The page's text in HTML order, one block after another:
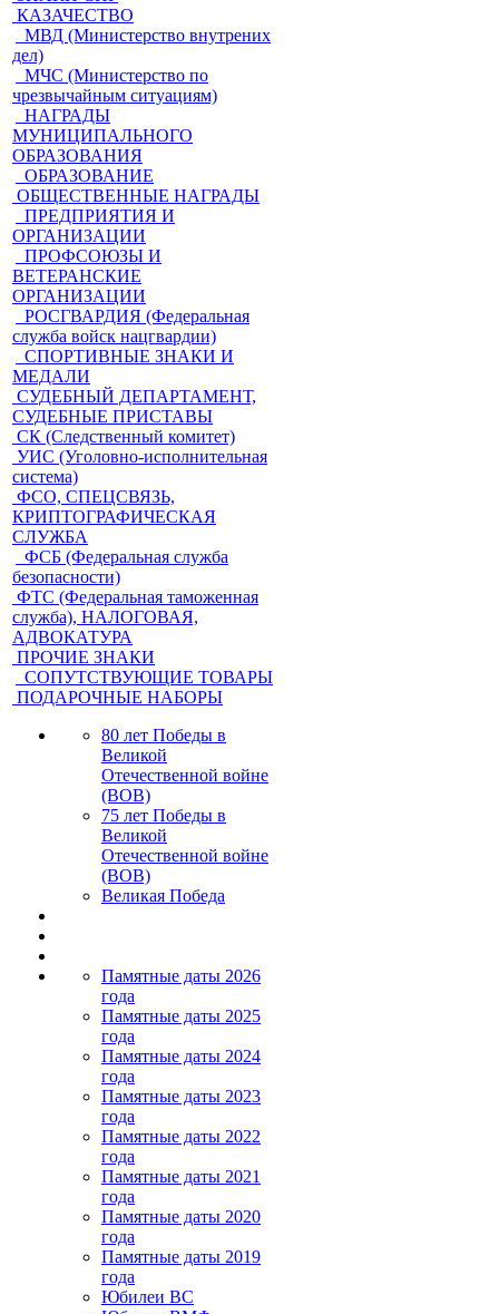
КАЗАЧЕСТВО
МВД (Министерство внутрених
дел)
МЧС (Министерство по
чрезвычайным ситуациям)
НАГРАДЫ
МУНИЦИПАЛЬНОГО
ОБРАЗОВАНИЯ
ОБРАЗОВАНИЕ
ОБЩЕСТВЕННЫЕ НАГРАДЫ
ПРЕДПРИЯТИЯ И
ОРГАНИЗАЦИИ
ПРОФСОЮЗЫ И
ВЕТЕРАНСКИЕ
ОРГАНИЗАЦИИ
РОСГВАРДИЯ (Федеральная
служба войск нацгвардии)
СПОРТИВНЫЕ ЗНАКИ И
МЕДАЛИ
СУДЕБНЫЙ ДЕПАРТАМЕНТ,
СУДЕБНЫЕ ПРИСТАВЫ
СК (Следственный комитет)
УИС (Уголовно-исполнительная
система)
ФСО, СПЕЦСВЯЗЬ,
КРИПТОГРАФИЧЕСКАЯ
СЛУЖБА
ФСБ (Федеральная служба
безопасности)
ФТС (Федеральная таможенная
служба), НАЛОГОВАЯ,
АДВОКАТУРА
ПРОЧИЕ ЗНАКИ
СОПУТСТВУЮЩИЕ ТОВАРЫ
ПОДАРОЧНЫЕ НАБОРЫ
80 лет Победы в
Великой
Отечественной войне
(ВОВ)
75 лет Победы в
Великой
Отечественной войне
(ВОВ)
Великая Победа
Памятные даты 2026
года
Памятные даты 2025
года
Памятные даты 2024
года
Памятные даты 2023
года
Памятные даты 2022
года
Памятные даты 2021
года
Памятные даты 2020
года
Памятные даты 2019
года
Юбилеи ВС